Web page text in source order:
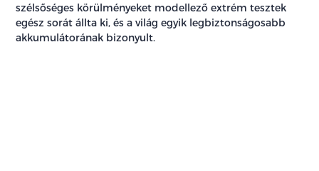
szélsőséges körülményeket modellező extrém tesztek
egész sorát állta ki, és a világ egyik legbiztonságosabb
akkumulátorának bizonyult.